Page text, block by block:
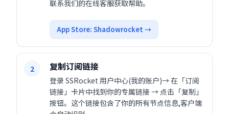
联系我们的在线客服获取帮助。
App Store: Shadowrocket →
2 复制订阅链接
登录 SSRocket 用户中心(我的账户)→ 在「订阅
链接」卡片中找到你的专属链接 → 点击「复制」
按钮。这个链接包含了你的所有节点信息,客户端